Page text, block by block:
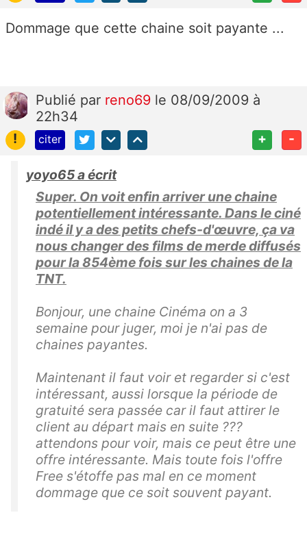
Dommage que cette chaine soit payante ...
Publié par reno69 le 08/09/2009 à
22h34
!
citer + -
yoyo65 a écrit
Super. On voit enfin arriver une chaine
potentiellement intéressante. Dans le ciné
indé il y a des petits chefs-d'œuvre, ça va
nous changer des films de merde diffusés
pour la 854ème fois sur les chaines de la
TNT.
Bonjour, une chaine Cinéma on a 3
semaine pour juger, moi je n'ai pas de
chaines payantes.
Maintenant il faut voir et regarder si c'est
intéressant, aussi lorsque la période de
gratuité sera passée car il faut attirer le
client au départ mais en suite ???
attendons pour voir, mais ce peut être une
offre intéressante. Mais toute fois l'offre
Free s'étoffe pas mal en ce moment
dommage que ce soit souvent payant.